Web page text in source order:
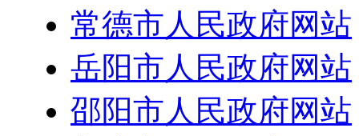
常德市人民政府网站
岳阳市人民政府网站
邵阳市人民政府网站